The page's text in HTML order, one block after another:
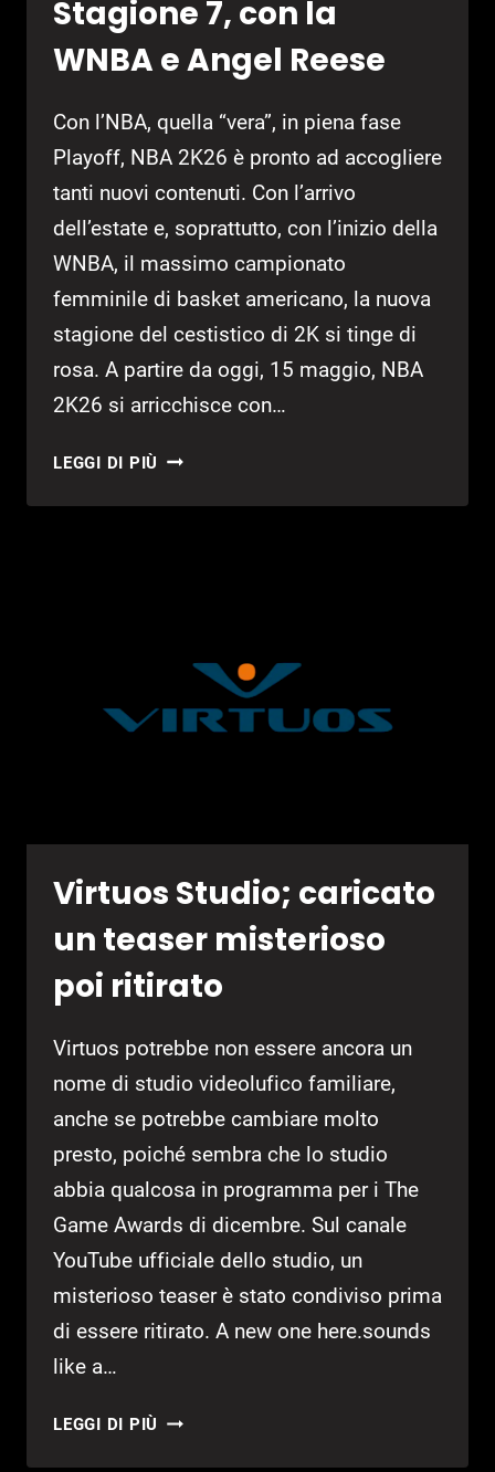
Stagione 7, con la
WNBA e Angel Reese
Con l’NBA, quella “vera”, in piena fase
Playoff, NBA 2K26 è pronto ad accogliere
tanti nuovi contenuti. Con l’arrivo
dell’estate e, soprattutto, con l’inizio della
WNBA, il massimo campionato
femminile di basket americano, la nuova
stagione del cestistico di 2K si tinge di
rosa. A partire da oggi, 15 maggio, NBA
2K26 si arricchisce con…
LEGGI DI PIÙ NBA
AL
WNBA
E
Virtuos Studio; caricato
un teaser misterioso
poi ritirato
Virtuos potrebbe non essere ancora un
nome di studio videolufico familiare,
anche se potrebbe cambiare molto
presto, poiché sembra che lo studio
abbia qualcosa in programma per i The
Game Awards di dicembre. Sul canale
YouTube ufficiale dello studio, un
misterioso teaser è stato condiviso prima
di essere ritirato. A new one here.sounds
like a…
LEGGI DI PIÙ VIRTUOS